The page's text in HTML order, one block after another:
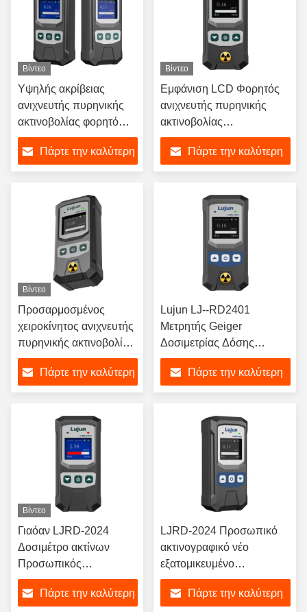
Βίντεο
Υψηλής ακρίβειας
ανιχνευτής πυρηνικής
ακτινοβολίας φορητό
μετρητή Γκάιγκερ
Πάρτε την καλύτερη
Βίντεο
Εμφάνιση LCD Φορητός
ανιχνευτής πυρηνικής
ακτινοβολίας
επαναφορτιζόμενος με
συναγερμό για ακτίνες Χ
βήτα ακτίνες Γαμά
Πάρτε την καλύτερη
Βίντεο
Προσαρμοσμένος
χειροκίνητος ανιχνευτής
πυρηνικής ακτινοβολίας
Geiger Muller
Πάρτε την καλύτερη
Lujun LJ--RD2401
Μετρητής Geiger
Δοσιμετρίας Δόσης
Ακτινοβολίας Ανιχνευτής
Πυρηνικής Ακτινοβολίας
Μέτρησης Ακτινοβολίας
Πάρτε την καλύτερη
Βίντεο
Γιαόαν LJRD-2024
Δοσιμέτρο ακτίνων
Προσωπικός
συναγερμός δόσης και
ανιχνευτής ακτινοβολίας
Πάρτε την καλύτερη
LJRD-2024 Προσωπικό
ακτινογραφικό νέο
εξατομικευμένο
χειροκίνητο ανιχνευτή
πυρηνικής ακτινοβολίας
Πάρτε την καλύτερη